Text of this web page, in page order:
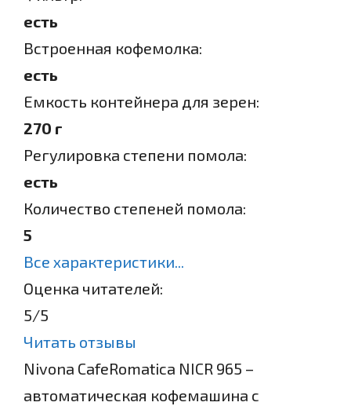
есть
Встроенная кофемолка:
есть
Емкость контейнера для зерен:
270 г
Регулировка степени помола:
есть
Количество степеней помола:
5
Все характеристики...
Оценка читателей:
5/5
Читать отзывы
Nivona CafeRomatica NICR 965 –
автоматическая кофемашина с